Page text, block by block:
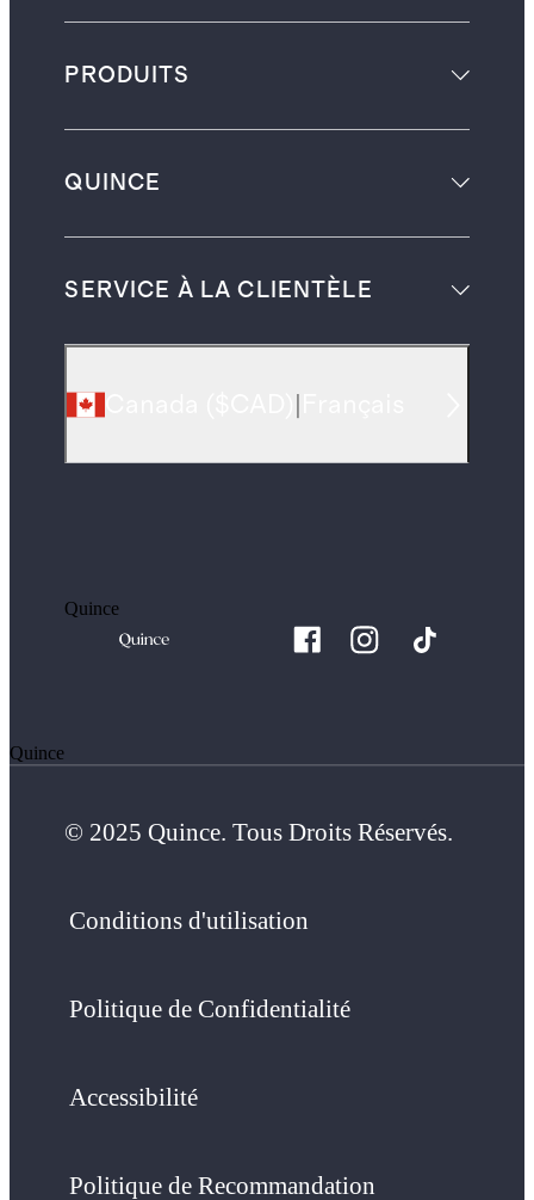
PRODUITS
QUINCE
SERVICE À LA CLIENTÈLE
Quince
Quince
© 2025 Quince. Tous Droits Réservés.
Conditions d'utilisation
Politique de Confidentialité
Accessibilité
Politique de Recommandation